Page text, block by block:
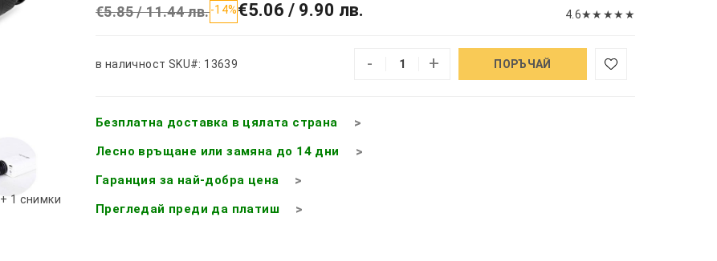
+ 1 снимки
€5.85 / 11.44 лв.-14%€5.06 / 9.90 лв. 4.6★★ ★★ ★
в наличност SKU#: 13639 - + ПОРЪЧАЙ
Безплатна доставка в цялата страна
Лесно връщане или замяна до 14 дни
Гаранция за най-добра цена
Прегледай преди да платиш